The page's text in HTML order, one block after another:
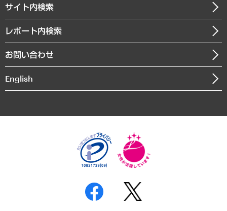
まちづくり・観光・交通・スポーツ・スマートシティ
自然資源・農林水産業・食料システム
メディア掲載・出演
沿革
組織図・本部部室紹介
インドネシア現地法人
個人情報保護方針
反社会的勢力に対する基本方針
サイト内検索
レポート内検索
お問い合わせ
English